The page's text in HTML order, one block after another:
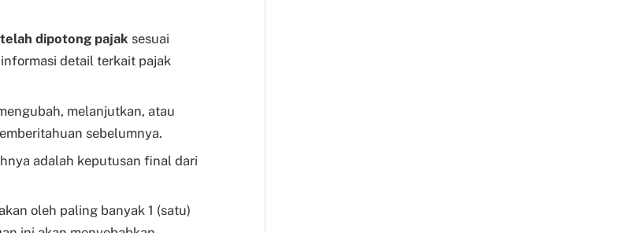
telah dipotong pajak sesuai
detail terkait pajak
melanjutkan, atau
sebelumnya.
adalah keputusan final dari
oleh paling banyak 1 (satu)